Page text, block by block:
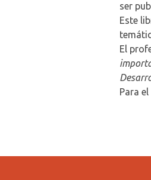
ser
Este
El
Para